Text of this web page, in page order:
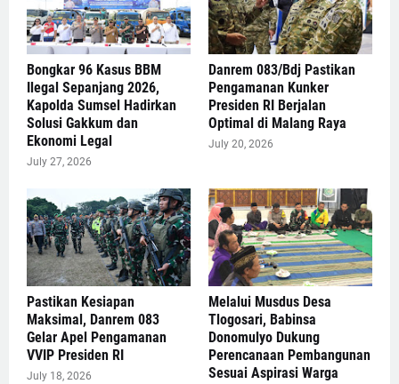
Bongkar 96 Kasus BBM
Ilegal Sepanjang 2026,
Kapolda Sumsel Hadirkan
Solusi Gakkum dan
Ekonomi Legal
July 27, 2026
Danrem 083/Bdj Pastikan
Pengamanan Kunker
Presiden RI Berjalan
Optimal di Malang Raya
July 20, 2026
Pastikan Kesiapan
Maksimal, Danrem 083
Gelar Apel Pengamanan
VVIP Presiden RI
July 18, 2026
Melalui Musdus Desa
Tlogosari, Babinsa
Donomulyo Dukung
Perencanaan Pembangunan
Sesuai Aspirasi Warga